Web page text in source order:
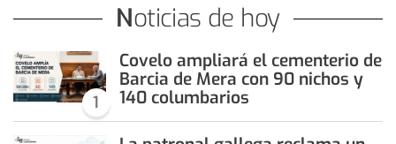
Noticias de hoy
1
Covelo ampliará el cementerio de
Barcia de Mera con 90 nichos y
140 columbarios